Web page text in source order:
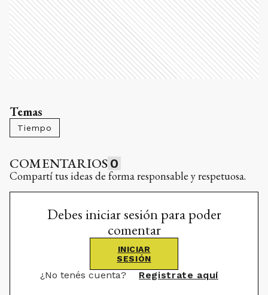
Temas
Tiempo
COMENTARIOS 0
Compartí tus ideas de forma responsable y respetuosa.
Debes iniciar sesión para poder
comentar
INICIAR
SESIÓN
¿No tenés cuenta? Registrate aquí